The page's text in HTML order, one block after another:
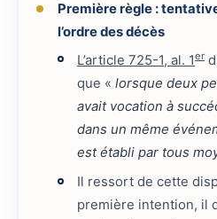
Première règle :
l’ordre des décès
L’article 725-1, al. 1er
que «lorsque deux
avait vocation à
dans un même
est établi par tous
Il ressort de cette
première intention, il